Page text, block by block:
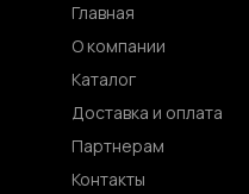
О компании
Главная
Каталог
Доставка и оплата
Партнерам
Контакты